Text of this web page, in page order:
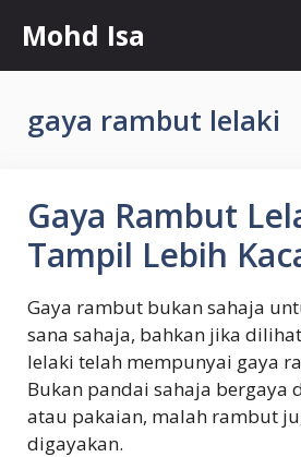
content
Mohd Isa
gaya rambut lelaki
Gaya Rambut
Tampil Lebih
Gaya rambut bukan sahaja
sana sahaja, bahkan jika
lelaki telah mempunyai gaya
Bukan pandai sahaja bergaya
atau pakaian, malah rambut
digayakan.